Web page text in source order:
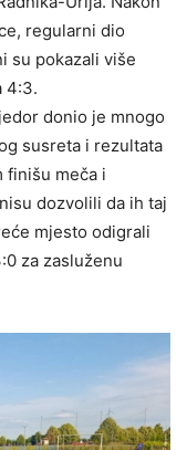
regularni dio
su pokazali više
4:3.
donio je mnogo
susreta i rezultata
finišu meča i
dozvolili da ih taj
mjesto odigrali
za zasluženu